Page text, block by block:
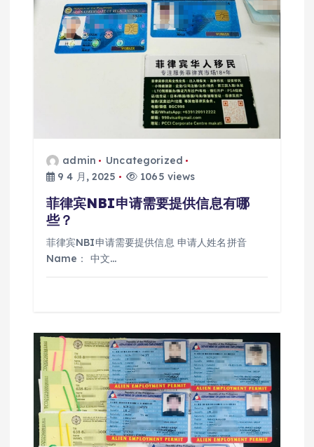
admin
Uncategorized
9 4 月, 2025
1065 views
菲律宾NBI申请需要提供信息有哪
些？
菲律宾NBI申请需要提供信息 申请人姓名拼音
Name： 中文…